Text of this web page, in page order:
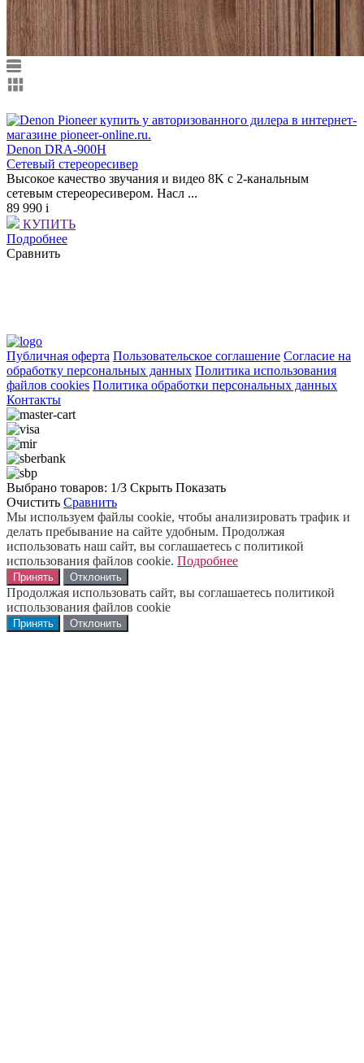
Denon DRA-900H
Cетевый стереоресивер
Высокое качество звучания и видео 8K с 2-канальным
сетевым стереоресивером. Насл ...
89 990 i
КУПИТЬ
Подробнее
Сравнить
Публичная оферта Пользовательское соглашение Согласие на
обработку персональных данных Политика использования
файлов cookies Политика обработки персональных данных
Контакты
Выбрано товаров: 1/3 Скрыть Показать
Очистить Сравнить
Мы используем файлы cookie, чтобы анализировать трафик и
делать пребывание на сайте удобным. Продолжая
использовать наш сайт, вы соглашаетесь с политикой
использования файлов cookie. Подробнее
Принять Отклонить
Продолжая использовать сайт, вы соглашаетесь политикой
использования файлов cookie
Принять Отклонить